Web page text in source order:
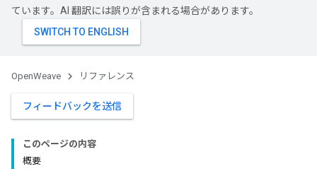
ています。AI 翻訳には誤りが含まれる場合があります。
OpenWeave リファレンス
フィードバックを送信
このページの内容
概要